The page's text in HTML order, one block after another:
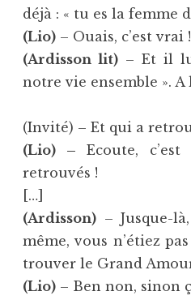
déjà : « tu es la femme
(Lio) – Ouais, c’est vrai !
(Ardisson lit)– Et il
notre vie ensemble ».
(Invité) – Et qui a
(Lio) – Ecoute,
retrouvés !
[…]
(Ardisson) – Jusque-
même, vous n’étiez
trouver le Grand
(Lio) – Ben non, sinon